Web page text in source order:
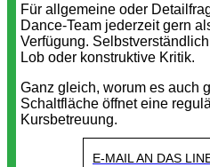
Für allgemeine oder
Dance-Team jederzeit gern
Verfügung.
Lob oder konstruktive Kritik.
Ganz gleich, worum es auch
Schaltfläche öffnet eine
Kursbetreuung.
E-MAIL AN DAS